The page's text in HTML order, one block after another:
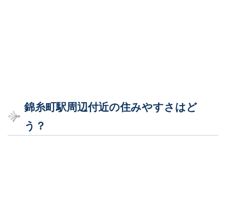
錦糸町駅周辺付近の住みやすさはど
う？